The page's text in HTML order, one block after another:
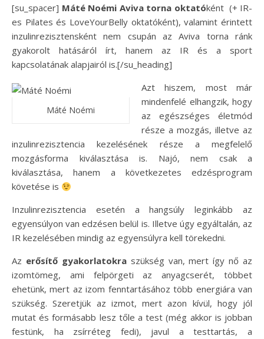
[su_spacer] Máté Noémi Aviva torna oktatóként (+ IR-
es Pilates és LoveYourBelly oktatóként), valamint érintett
inzulinrezisztensként nem csupán az Aviva torna ránk
gyakorolt hatásáról írt, hanem az IR és a sport
kapcsolatának alapjairól is.[/su_heading]
Máté Noémi
Azt hiszem, most már
mindenfelé elhangzik, hogy
az egészséges életmód
része a mozgás, illetve az
inzulinrezisztencia kezelésének része a megfelelő
mozgásforma kiválasztása is. Najó, nem csak a
kiválasztása, hanem a következetes edzésprogram
követése is
Inzulinrezisztencia esetén a hangsúly leginkább az
egyensúlyon van edzésen belül is. Illetve úgy egyáltalán, az
IR kezelésében mindig az egyensúlyra kell törekedni.
Az erősítő gyakorlatokraszükség van, mert így nő az
izomtömeg, ami felpörgeti az anyagcserét, többet
ehetünk, mert az izom fenntartásához több energiára van
szükség. Szeretjük az izmot, mert azon kívül, hogy jól
mutat és formásabb lesz tőle a test (még akkor is jobban
festünk, ha zsírréteg fedi), javul a testtartás, a